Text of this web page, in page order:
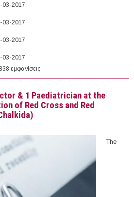
03-2017
03-2017
03-2017
03-2017
εργασίας στο SolidarityNow
εμφανίσεις
& 1 Paediatrician at the
of Red Cross and Red
The